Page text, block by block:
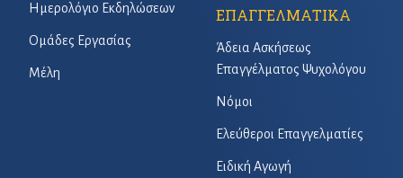
Ημερολόγιο Εκδηλώσεων
Ομάδες Εργασίας
Μέλη
ΕΠΑΓΓΕΛΜΑΤΙΚΑ
Άδεια Ασκήσεως
Επαγγέλματος Ψυχολόγου
Νόμοι
Ελεύθεροι Επαγγελματίες
Ειδική Αγωγή